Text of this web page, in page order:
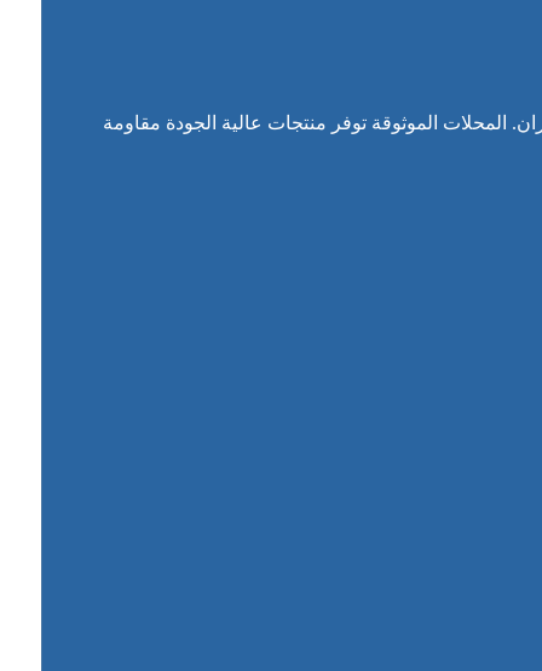
المحلات الموثوقة توفر منتجات عالية الجودة مقاومة